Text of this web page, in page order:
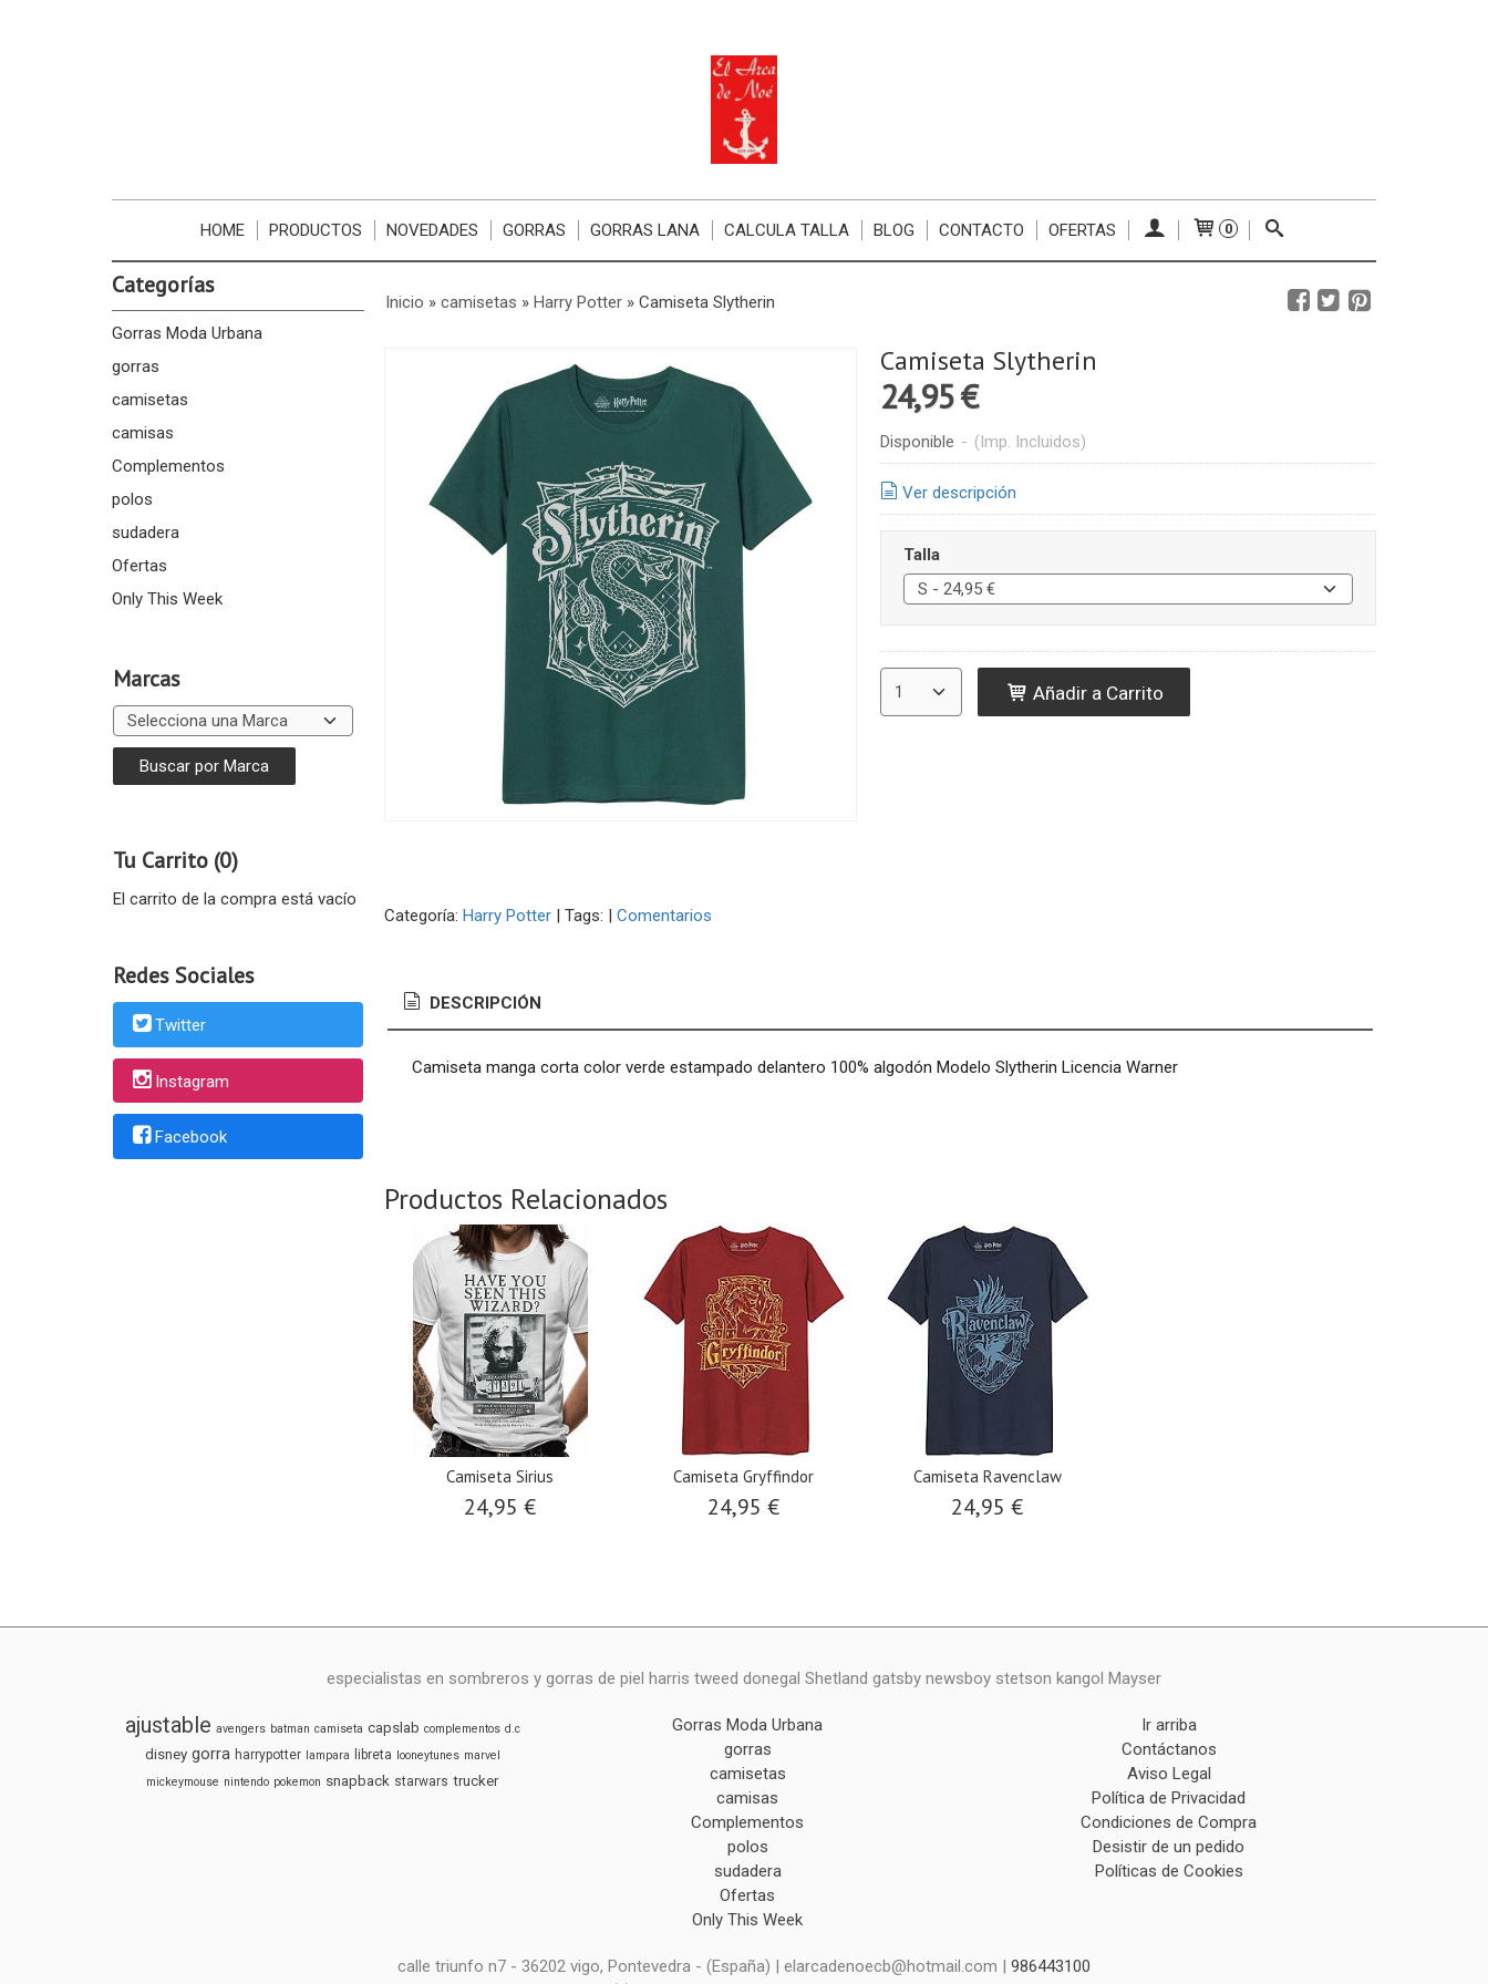
HOME PRODUCTOS NOVEDADES GORRAS GORRAS LANA CALCULA TALLA BLOG CONTACTO OFERTAS 0
Categorías
Gorras Moda Urbana
gorras
camisetas
camisas
Complementos
polos
sudadera
Ofertas
Only This Week
Marcas
Tu Carrito (0)
El carrito de la compra está vacío
Redes Sociales
Twitter
Instagram
Facebook
Inicio » camisetas » Harry Potter» Camiseta Slytherin
Camiseta Slytherin
24,95 €
Disponible - (Imp. Incluidos)
Ver descripción
Talla
Añadir a Carrito
Categoría: Harry Potter| Tags: | Comentarios
DESCRIPCIÓN
Camiseta manga corta color verde estampado delantero 100% algodón Modelo Slytherin Licencia Warner
Productos Relacionados
Camiseta Sirius
24,95 €
Camiseta Gryffindor
24,95 €
Camiseta Ravenclaw
24,95 €
especialistas en sombreros y gorras de piel harris tweed donegal Shetland gatsby newsboy stetson kangol Mayser
ajustable avengers batman camiseta capslab complementos d.c
disney gorra harrypotter lampara libreta looneytunes marvel
mickeymouse nintendo pokemon snapback starwars trucker
Gorras Moda Urbana
gorras
camisetas
camisas
Complementos
polos
sudadera
Ofertas
Only This Week
Ir arriba
Contáctanos
Aviso Legal
Política de Privacidad
Condiciones de Compra
Desistir de un pedido
Políticas de Cookies
calle triunfo n7 - 36202 vigo, Pontevedra - (España) | elarcadenoecb@hotmail.com | 986443100